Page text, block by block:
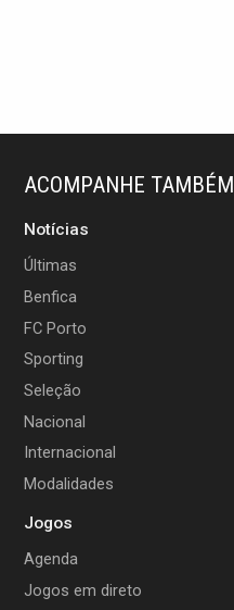
ACOMPANHE TAMBÉM
Notícias
Últimas
Benfica
FC Porto
Sporting
Seleção
Nacional
Internacional
Modalidades
Jogos
Agenda
Jogos em direto